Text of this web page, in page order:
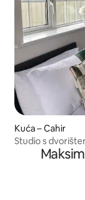
Kuća – Cahir
Studio s